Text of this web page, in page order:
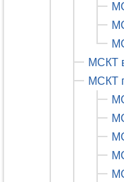
МСКТ
МСКТ